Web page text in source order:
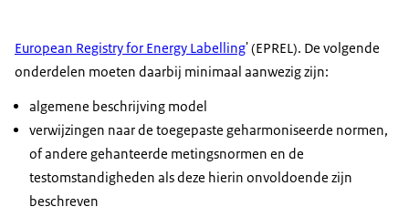
European Registry for Energy Labelling' (EPREL). De volgende
onderdelen moeten daarbij minimaal aanwezig zijn:
algemene beschrijving model
verwijzingen naar de toegepaste geharmoniseerde normen,
of andere gehanteerde metingsnormen en de
testomstandigheden als deze hierin onvoldoende zijn
beschreven